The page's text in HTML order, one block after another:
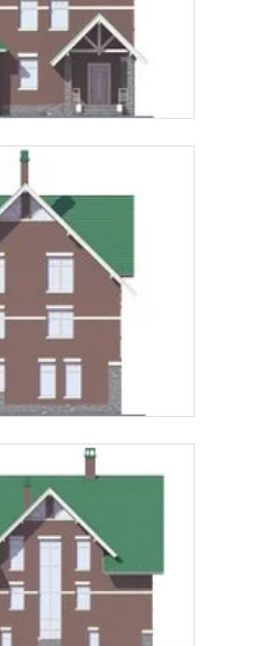
MAX
персональных данных
с политикой
данных
стоимость